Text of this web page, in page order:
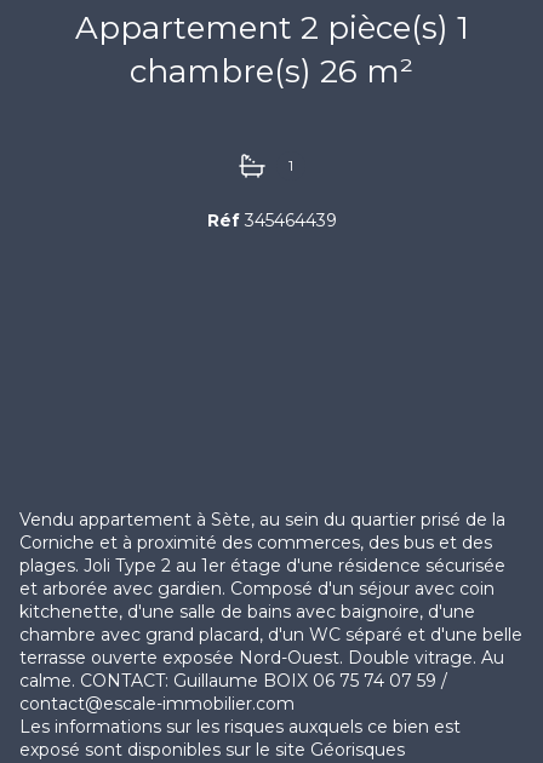
Appartement 2 pièce(s) 1
chambre(s) 26 m²
1
Réf 345464439
Vendu appartement à Sète, au sein du quartier prisé de la
Corniche et à proximité des commerces, des bus et des
plages. Joli Type 2 au 1er étage d'une résidence sécurisée
et arborée avec gardien. Composé d'un séjour avec coin
kitchenette, d'une salle de bains avec baignoire, d'une
chambre avec grand placard, d'un WC séparé et d'une belle
terrasse ouverte exposée Nord-Ouest. Double vitrage. Au
calme. CONTACT: Guillaume BOIX 06 75 74 07 59 /
contact@escale-immobilier.com
Les informations sur les risques auxquels ce bien est
exposé sont disponibles sur le site Géorisques